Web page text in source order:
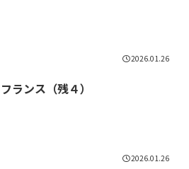
2026.01.26
フランス（残４）
2026.01.26